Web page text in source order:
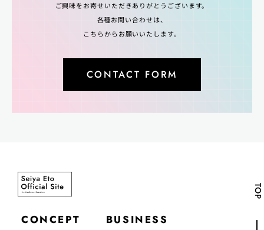
ご興味をお寄せいただきありがとうございます。
各種お問い合わせは、
こちらからお願いいたします。
CONTACT FORM
CONCEPT BUSINESS
TOP